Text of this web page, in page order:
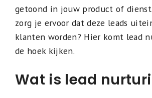
getoond in jouw product of
zorg je ervoor dat deze leads
klanten worden? Hier komt lead
de hoek kijken.
Wat is lead